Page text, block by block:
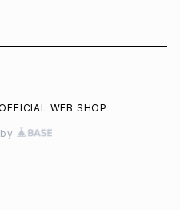
WEB SHOP